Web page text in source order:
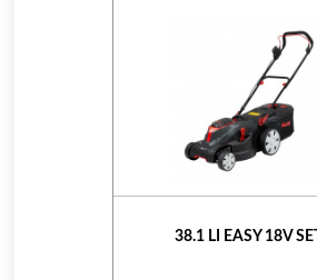
38.1 LI EASY 18V SET